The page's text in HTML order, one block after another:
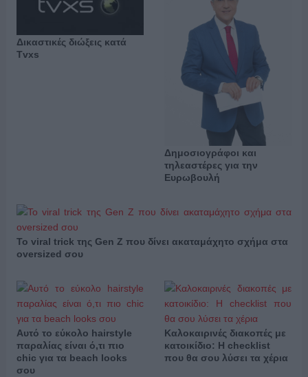
Δικαστικές διώξεις κατά
Tvxs
Δημοσιογράφοι και
τηλεαστέρες για την
Ευρωβουλή
Το viral trick της Gen Z που δίνει ακαταμάχητο σχήμα στα
oversized σου
Αυτό το εύκολο hairstyle
παραλίας είναι ό,τι πιο
chic για τα beach looks
σου
Καλοκαιρινές διακοπές με
κατοικίδιο: Η checklist
που θα σου λύσει τα χέρια